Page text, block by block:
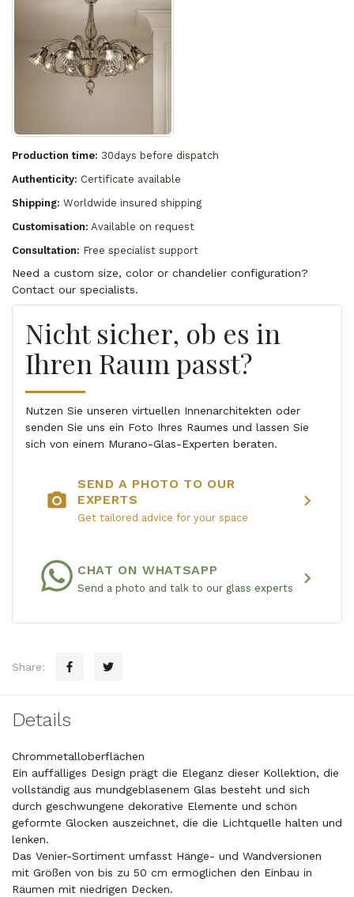
Production time: 30days before dispatch
Authenticity: Certificate available
Shipping: Worldwide insured shipping
Customisation: Available on request
Consultation: Free specialist support
Need a custom size, color or chandelier configuration?
Contact our specialists.
Nicht sicher, ob es in
Ihren Raum passt?
Nutzen Sie unseren virtuellen Innenarchitekten oder
senden Sie uns ein Foto Ihres Raumes und lassen Sie
sich von einem Murano-Glas-Experten beraten.
photo_camera
SEND A PHOTO TO OUR
EXPERTS
Get tailored advice for your space
chevron_right
CHAT ON WHATSAPP
Send a photo and talk to our glass experts chevron_right
Share:
Details
Chrommetalloberflächen
Ein auffälliges Design prägt die Eleganz dieser Kollektion, die
vollständig aus mundgeblasenem Glas besteht und sich
durch geschwungene dekorative Elemente und schön
geformte Glocken auszeichnet, die die Lichtquelle halten und
lenken.
Das Venier-Sortiment umfasst Hänge- und Wandversionen
mit Größen von bis zu 50 cm ermöglichen den Einbau in
Räumen mit niedrigen Decken.